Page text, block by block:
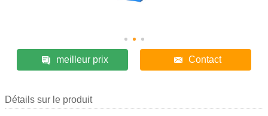
meilleur prix Contact
Détails sur le produit